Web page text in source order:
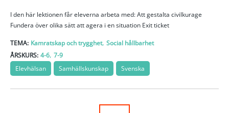
I den här lektionen får eleverna arbeta med: Att gestalta civilkurage
Fundera över olika sätt att agera i en situation Exit ticket
TEMA: Kamratskap och trygghet, Social hållbarhet
ÅRSKURS: 4-6, 7-9
Elevhälsan
Samhällskunskap Svenska